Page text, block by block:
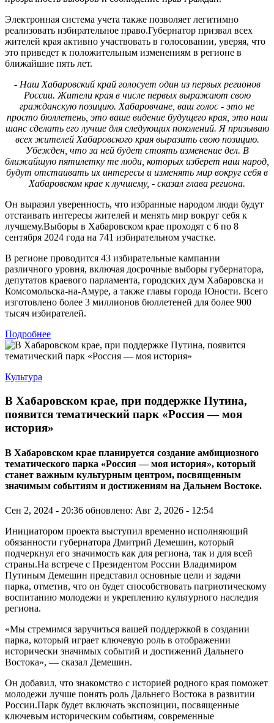
Электронная система учета также позволяет легитимно
реализовать избирательное право.Губернатор призвал всех
жителей края активно участвовать в голосовании, уверяя, что
это приведет к положительным изменениям в регионе в
ближайшие пять лет.
- Наш Хабаровский край голосует один из первых регионов
России. Жители края в числе первых выражают свою
гражданскую позицию. Хабаровчане, ваш голос - это не
просто бюллетень, это ваше видение будущего края, это наш
шанс сделать его лучше для следующих поколений. Я призываю
всех жителей Хабаровского края выразить свою позицию.
Убежден, что за ней будет стоять изменение дел. В
ближайшую пятилетку те люди, которых изберет наш народ,
будут отстаивать их интересы и изменять мир вокруг себя в
Хабаровском крае к лучшему, - сказал глава региона.
Он выразил уверенность, что избранные народом люди будут
отстаивать интересы жителей и менять мир вокруг себя к
лучшему.Выборы в Хабаровском крае проходят с 6 по 8
сентября 2024 года на 741 избирательном участке.
В регионе проводится 43 избирательные кампании
различного уровня, включая досрочные выборы губернатора,
депутатов краевого парламента, городских дум Хабаровска и
Комсомольска-на-Амуре, а также главы города Юности. Всего
изготовлено более 3 миллионов бюллетеней для более 900
тысяч избирателей.
Подробнее
Культура
В Хабаровском крае, при поддержке Путина,
появится тематический парк «Россия — моя
история»
В Хабаровском крае планируется создание амбициозного
тематического парка «Россия — моя история», который
станет важным культурным центром, посвященным
значимым событиям и достижениям на Дальнем Востоке.
Сен 2, 2024 - 20:36 обновлено: Авг 2, 2026 - 12:54
Инициатором проекта выступил временно исполняющий
обязанности губернатора Дмитрий Демешин, который
подчеркнул его значимость как для региона, так и для всей
страны.На встрече с Президентом России Владимиром
Путиным Демешин представил основные цели и задачи
парка, отметив, что он будет способствовать патриотическому
воспитанию молодежи и укреплению культурного наследия
региона.
«Мы стремимся заручиться вашей поддержкой в создании
парка, который играет ключевую роль в отображении
исторически значимых событий и достижений Дальнего
Востока», — сказал Демешин.
Он добавил, что знакомство с историей родного края поможет
молодежи лучше понять роль Дальнего Востока в развитии
России.Парк будет включать экспозиции, посвященные
ключевым историческим событиям, современные